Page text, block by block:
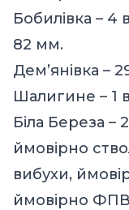
Бобилівка – 4
82 мм.
Дем’янівка –
Шалигине – 1
Біла Береза –
ймовірно
вибухи,
ймовірно